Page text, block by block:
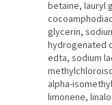
betaine, lauryl
glycerin,
hydrogenated
edta, sodium
alpha-
limonene,